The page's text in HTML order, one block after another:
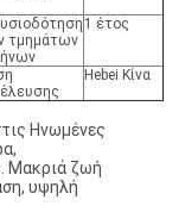
τμημάτων
1 έτος
Hebei Κίνα
Ηνωμένες
Μακριά ζωή
υψηλή